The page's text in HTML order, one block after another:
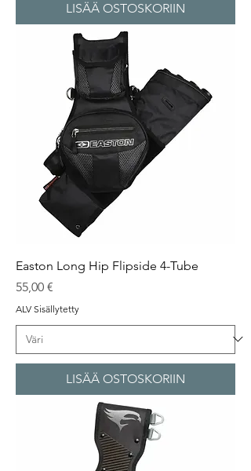
LISÄÄ OSTOSKORIIN
Easton Long Hip Flipside 4-Tube
Hinta
55,00 €
ALV Sisällytetty
LISÄÄ OSTOSKORIIN